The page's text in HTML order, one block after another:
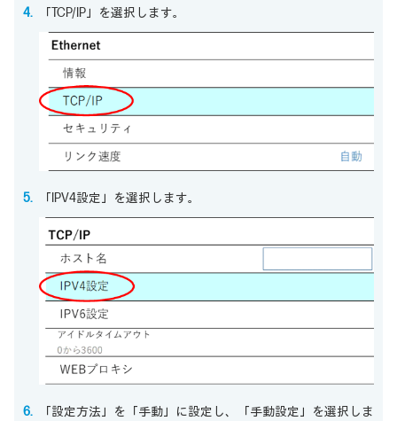
「TCP/IP」を選択します。
「IPV4設定」を選択します。
「設定方法」を「手動」に設定し、「手動設定」を選択しま